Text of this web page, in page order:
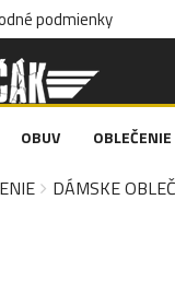
podmienky
OBUV OBLEČENIE
DÁMSKE